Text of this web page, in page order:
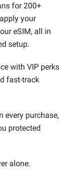
for 200+
your
eSIM, all in
setup.
with VIP perks
fast-track
every purchase,
protected
alone.